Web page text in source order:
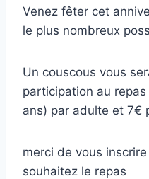
Venez fêter cet
le plus nombreux
Un couscous vous
participation au
ans) par adulte et 7€
merci de vous
souhaitez le repas